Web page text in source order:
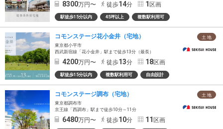
8300万円〜 徒歩14分 1 区画
駅徒歩15分以内 45坪以上 複数駅利用可
土 地
コモンステージ花小金井（宅地）
東京都小平市
西武新宿線「花小金井」駅まで徒歩13分（最長）
4200万円〜 徒歩13分 18区画
駅徒歩15分以内 複数駅利用可 自由設計
土 地
コモンステージ調布（宅地）
東京都調布市
京王線「西調布」駅まで徒歩10分～11分
6480万円〜 徒歩10分 11 区画